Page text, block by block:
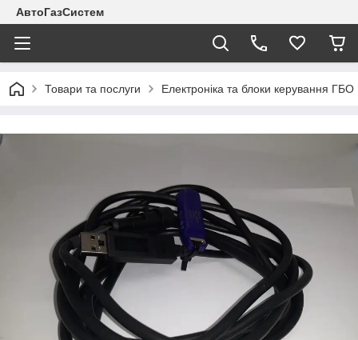
АвтоГазСистем
Товари та послуги Електроніка та блоки керування ГБО